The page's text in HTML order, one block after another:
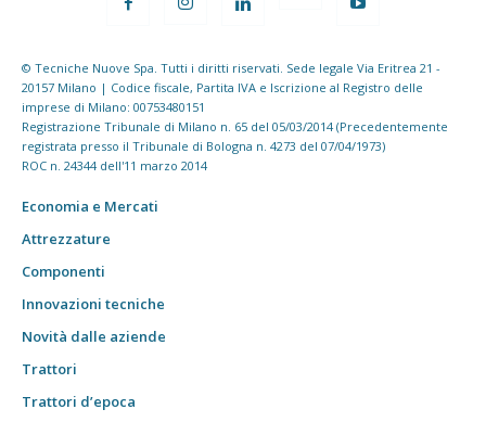
© Tecniche Nuove Spa. Tutti i diritti riservati. Sede legale Via Eritrea 21 -
20157 Milano | Codice fiscale, Partita IVA e Iscrizione al Registro delle
imprese di Milano: 00753480151
Registrazione Tribunale di Milano n. 65 del 05/03/2014 (Precedentemente
registrata presso il Tribunale di Bologna n. 4273 del 07/04/1973)
ROC n. 24344 dell'11 marzo 2014
Economia e Mercati
Attrezzature
Componenti
Innovazioni tecniche
Novità dalle aziende
Trattori
Trattori d’epoca